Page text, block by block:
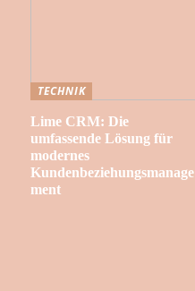
TECHNIK
Lime CRM: Die
umfassende Lösung für
modernes
Kundenbeziehungsmanage
ment